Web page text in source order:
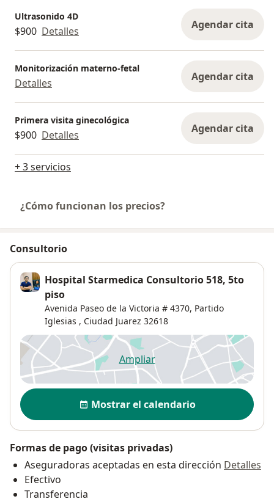
Ultrasonido 4D
$900 Detalles Agendar cita
Monitorización materno-fetal
Detalles Agendar cita
Primera visita ginecológica
$900 Detalles Agendar cita
+ 3 servicios
¿Cómo funcionan los precios?
Consultorio
Hospital Starmedica Consultorio 518, 5to
piso
Avenida Paseo de la Victoria # 4370, Partido
Iglesias , Ciudad Juarez 32618
Ampliarse abre en una nueva
Disponibilidad
Mostrar el calendario
Formas de pago (visitas privadas)
Aseguradoras aceptadas en esta dirección Detalles
Efectivo
Transferencia